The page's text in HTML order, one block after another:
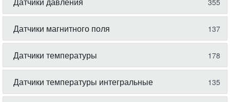
355
Датчики магнитного поля 137
Датчики температуры 178
Датчики температуры интегральные 135